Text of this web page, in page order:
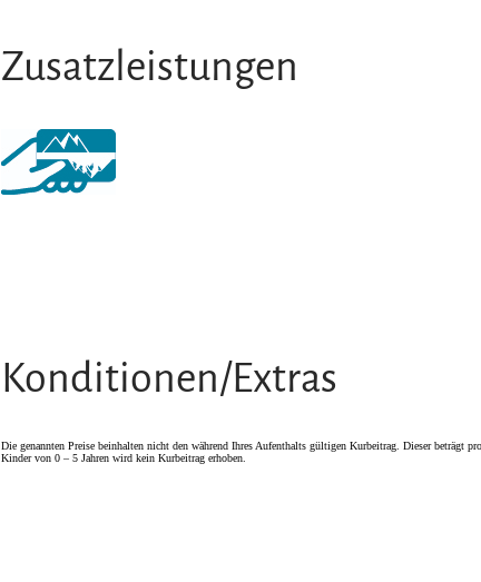
Zusatzleistungen
Konditionen/Extras
Die genannten Preise beinhalten nicht den während Ihres Aufenthalts gültigen Kurbeitrag. Dieser beträgt
Kinder von 0 – 5 Jahren wird kein Kurbeitrag erhoben.